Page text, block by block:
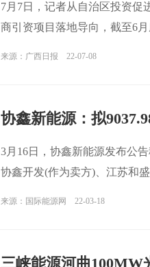
7月7日，记者从自治区投资促
商引资项目落地导向，截至6
来源：广西日报 22-07-08
协鑫新能源：拟
3月16日，协鑫新能源发布公
协鑫开发(作为卖方)、江苏和
来源：国际能源网 22-03-18